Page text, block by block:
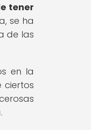
tener
se ha
de las
en la
ciertos